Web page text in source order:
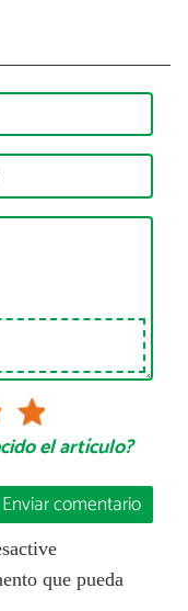
el artículo?
Enviar comentario
que pueda